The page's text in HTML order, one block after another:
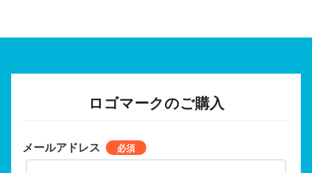
ロゴマークのご購入
メールアドレス